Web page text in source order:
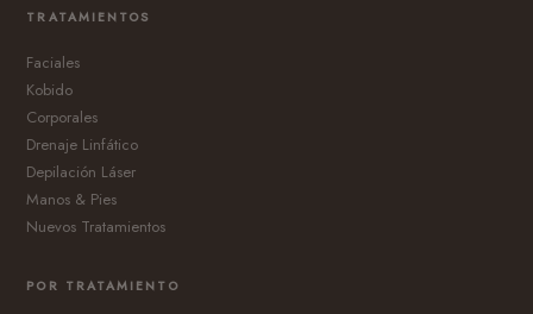
TRATAMIENTOS
Faciales
Kobido
Corporales
Drenaje Linfático
Depilación Láser
Manos & Pies
Nuevos Tratamientos
POR TRATAMIENTO